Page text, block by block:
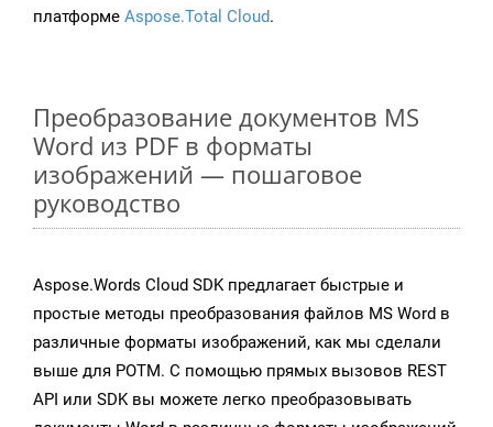
платформе Aspose.Total Cloud.
Преобразование документов MS
Word из PDF в форматы
изображений — пошаговое
руководство
Aspose.Words Cloud SDK предлагает быстрые и
простые методы преобразования файлов MS Word в
различные форматы изображений, как мы сделали
выше для POTM. С помощью прямых вызовов REST
API или SDK вы можете легко преобразовывать